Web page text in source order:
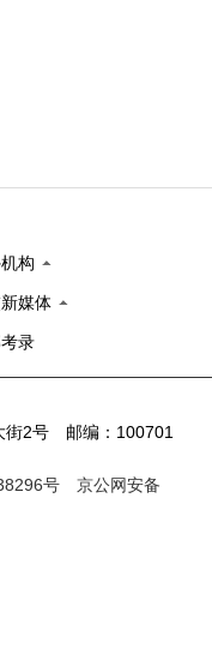
构
媒体
录
街2号 邮编：100701
号
京公网安备